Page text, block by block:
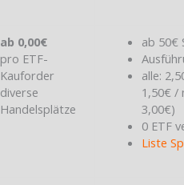
ab 0,00€
pro ETF-
Kauforder
diverse
Handelsplätze
ab 50€
alle:
1,50€ /
3,00€)
0 ETF
Liste